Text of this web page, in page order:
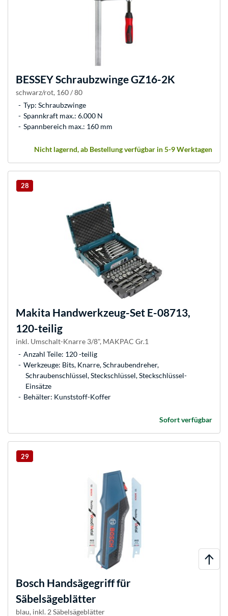
BESSEYSchraubzwinge GZ16-2K
schwarz/rot, 160 / 80
Typ: Schraubzwinge
Spannkraft max.: 6.000 N
Spannbereich max.: 160 mm
Nicht lagernd, ab Bestellung verfügbar in 5-9 Werktagen
28
Makita Handwerkzeug-Set E-08713,
120-teilig
inkl. Umschalt-Knarre 3/8", MAKPAC Gr.1
Anzahl Teile: 120 -teilig
Werkzeuge: Bits, Knarre, Schraubendreher,
Schraubenschlüssel, Steckschlüssel, Steckschlüssel-
Einsätze
Behälter: Kunststoff-Koffer
Sofort verfügbar
29
Bosch Handsägegriff für
Säbelsägeblätter
blau, inkl. 2 Säbelsägeblätter